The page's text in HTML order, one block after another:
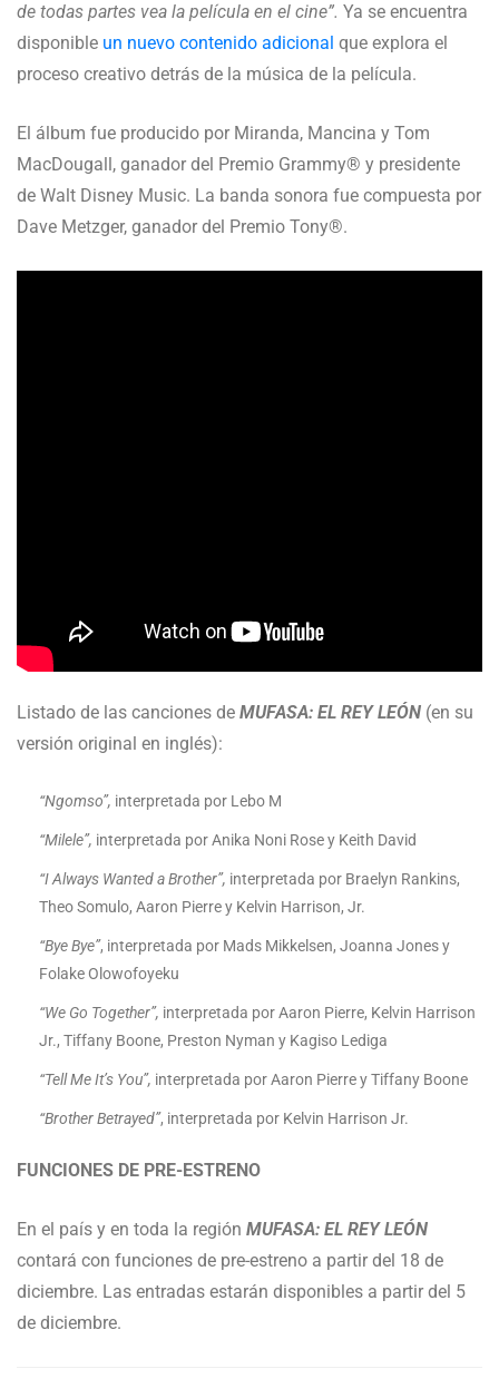
de todas partes vea la película en el cine”. Ya se encuentra
disponible un nuevo contenido adicional que explora el
proceso creativo detrás de la música de la película.
El álbum fue producido por Miranda, Mancina y Tom
MacDougall, ganador del Premio Grammy® y presidente
de Walt Disney Music. La banda sonora fue compuesta por
Dave Metzger, ganador del Premio Tony®.
Listado de las canciones de MUFASA: EL REY LEÓN (en su
versión original en inglés):
“Ngomso”, interpretada por Lebo M
“Milele”, interpretada por Anika Noni Rose y Keith David
“I Always Wanted a Brother”, interpretada por Braelyn Rankins,
Theo Somulo, Aaron Pierre y Kelvin Harrison, Jr.
“Bye Bye”, interpretada por Mads Mikkelsen, Joanna Jones y
Folake Olowofoyeku
“We Go Together”, interpretada por Aaron Pierre, Kelvin Harrison
Jr., Tiffany Boone, Preston Nyman y Kagiso Lediga
“Tell Me It’s You”, interpretada por Aaron Pierre y Tiffany Boone
“Brother Betrayed”, interpretada por Kelvin Harrison Jr.
FUNCIONES DE PRE-ESTRENO
En el país y en toda la región MUFASA: EL REY LEÓN
contará con funciones de pre-estreno a partir del 18 de
diciembre. Las entradas estarán disponibles a partir del 5
de diciembre.